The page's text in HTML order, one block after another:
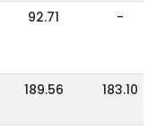
92.71 -
189.56 183.10